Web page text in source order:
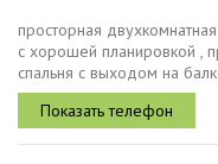
просторная
с хорошей планировкой ,
спальня с выходом на
раздельный санузел и
готова к...